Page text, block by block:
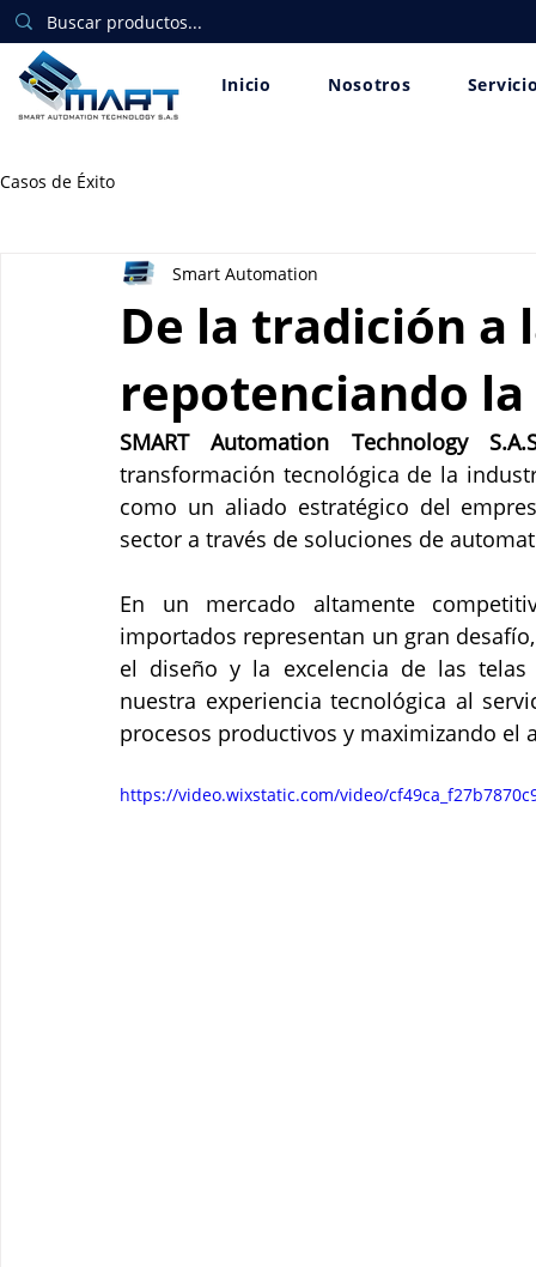
Inicio Nosotros
Casos de Éxito
De la tradición a
repotenciando
Smart Automation
SMART Automation Technology
transformación tecnológica de la
como un aliado estratégico del
sector a través de soluciones de
En un mercado altamente
importados representan un gran
el diseño y la excelencia de las
nuestra experiencia tecnológica al
procesos productivos y maximizando el
https://video.wixstatic.com/video/